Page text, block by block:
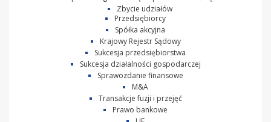
Zbycie udziałów
Przedsiębiorcy
Spółka akcyjna
Krajowy Rejestr Sądowy
Sukcesja przedsiębiorstwa
Sukcesja działalności gospodarczej
Sprawozdanie finansowe
M&A
Transakcje fuzji i przejęć
Prawo bankowe